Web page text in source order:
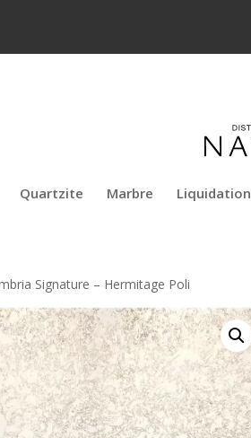
Quartzite Marbre Liquidation
Signature – Hermitage Poli